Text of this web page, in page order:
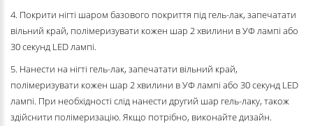
4. Покрити нігті шаром базового покриття під гель-лак, запечатати
вільний край, полімеризувати кожен шар 2 хвилини в УФ лампі або
30 секунд LED лампі.
5. Нанести на нігті гель-лак, запечатати вільний край,
полімеризувати кожен шар 2 хвилини в УФ лампі або 30 секунд LED
лампі. При необхідності слід нанести другий шар гель-лаку, також
здійснити полімеризацію. Якщо потрібно, виконайте дизайн.